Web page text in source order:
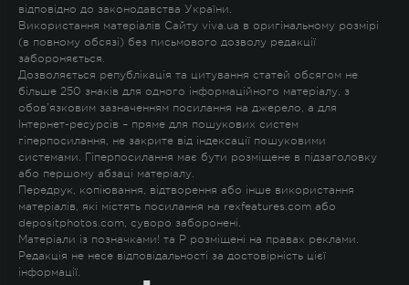
відповідно до законодавства України.
Використання матеріалів Сайту viva.ua в оригінальному розмірі
(в повному обсязі) без письмового дозволу редакції
забороняється.
Дозволяється републікація та цитування статей обсягом не
більше 250 знаків для одного інформаційного матеріалу, з
обов'язковим зазначенням посилання на джерело, а для
Інтернет-ресурсів – пряме для пошукових систем
гіперпосилання, не закрите від індексації пошуковими
системами. Гіперпосилання має бути розміщене в підзаголовку
або першому абзаці матеріалу.
Передрук, копіювання, відтворення або інше використання
матеріалів, які містять посилання на rexfeatures.com або
depositphotos.com, суворо заборонені.
Матеріали із позначками! та P розміщені на правах реклами.
Редакція не несе відповідальності за достовірність цієї
інформації.